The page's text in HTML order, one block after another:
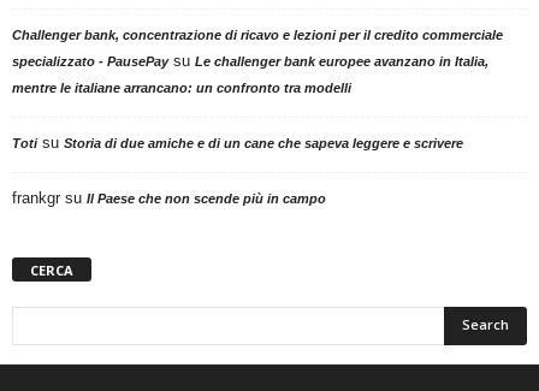
Challenger bank, concentrazione di ricavo e lezioni per il credito commerciale
specializzato - PausePaysu Le challenger bank europee avanzano in Italia,
mentre le italiane arrancano: un confronto tra modelli
Totisu Storia di due amiche e di un cane che sapeva leggere e scrivere
frankgr su Il Paese che non scende più in campo
CERCA